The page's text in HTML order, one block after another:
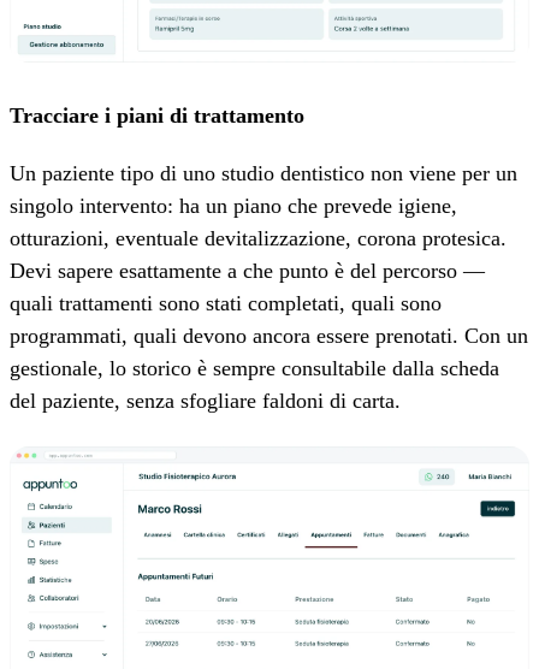
Tracciare i piani di trattamento
Un paziente tipo di uno studio dentistico non viene per un
singolo intervento: ha un piano che prevede igiene,
otturazioni, eventuale devitalizzazione, corona protesica.
Devi sapere esattamente a che punto è del percorso —
quali trattamenti sono stati completati, quali sono
programmati, quali devono ancora essere prenotati. Con un
gestionale, lo storico è sempre consultabile dalla scheda
del paziente, senza sfogliare faldoni di carta.